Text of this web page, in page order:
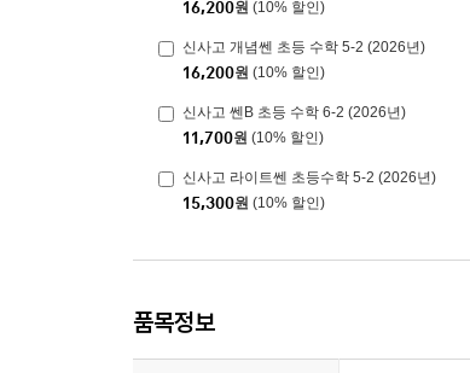
16,200원 (10% 할인)
신사고 개념쎈 초등 수학 5-2 (2026년)
16,200원 (10% 할인)
신사고 쎈B 초등 수학 6-2 (2026년)
11,700원 (10% 할인)
신사고 라이트쎈 초등수학 5-2 (2026년)
15,300원 (10% 할인)
품목정보